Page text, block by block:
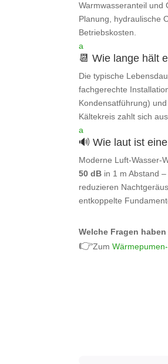
Warmwasseranteil
Planung, hydraulische
Betriebskosten.
a
📆 Wie lange hält
Die typische
fachgerechte
Kondensatführung)
Kältekreis zahlt sich
a
🔊 Wie laut ist
Moderne
50 dB in 1 m Abstand
reduzieren
entkoppelte
Welche Fragen haben
👉Zum